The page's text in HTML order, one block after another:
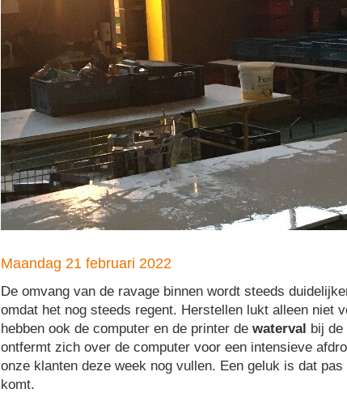
Maandag 21 februari 2022
De omvang van de ravage binnen wordt steeds
omdat het nog steeds regent. Herstellen lukt alleen niet
hebben ook de computer en de printer de waterval bij
ontfermt zich over de computer voor een intensieve
onze klanten deze week nog vullen. Een geluk is dat
komt.